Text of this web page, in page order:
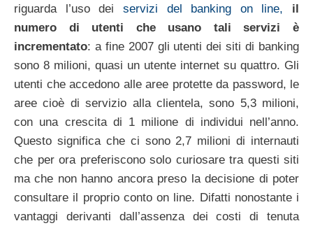
riguarda l’uso dei servizi del banking on line,
il
numero di utenti che usano tali servizi è
incrementato: a fine 2007 gli utenti dei siti di banking
sono 8 milioni, quasi un utente internet su quattro. Gli
utenti che accedono alle aree protette da password, le
aree cioè di servizio alla clientela, sono 5,3 milioni,
con una crescita di 1 milione di individui nell’anno.
Questo significa che ci sono 2,7 milioni di internauti
che per ora preferiscono solo curiosare tra questi siti
ma che non hanno ancora preso la decisione di poter
consultare il proprio conto on line. Difatti nonostante i
vantaggi derivanti dall’assenza dei costi di tenuta